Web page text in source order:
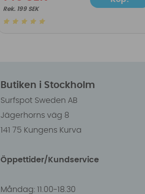
199 SEK
Butiken i Stockholm
Surfspot Sweden AB
Jägerhorns väg 8
141 75 Kungens Kurva
Öppettider/Kundservice
Måndag: 11.00-18.30